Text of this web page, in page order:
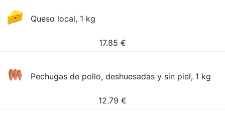
Queso local, 1 kg
17.85 €
Pechugas de pollo, deshuesadas y sin piel, 1 kg
12.79 €